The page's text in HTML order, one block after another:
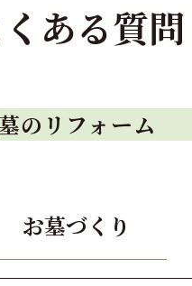
ある質問
のリフォーム
お墓づくり